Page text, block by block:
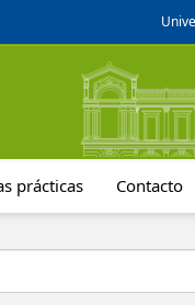
prácticas Contacto